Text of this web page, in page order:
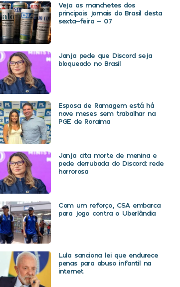
Veja as manchetes dos
principais jornais do Brasil desta
sexta-feira – 07
Janja pede que Discord seja
bloqueado no Brasil
Esposa de Ramagem está há
nove meses sem trabalhar na
PGE de Roraima
Janja cita morte de menina e
pede derrubada do Discord: rede
horrorosa
Com um reforço, CSA embarca
para jogo contra o Uberlândia
Lula sanciona lei que endurece
penas para abuso infantil na
internet